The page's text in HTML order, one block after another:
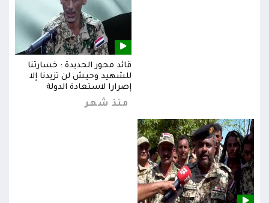
قائد محور الحديدة : خسارتنا
للشهيد وحيش لن تزيدنا إلا
إصرارا لاستعادة الدولة
منذ شهر